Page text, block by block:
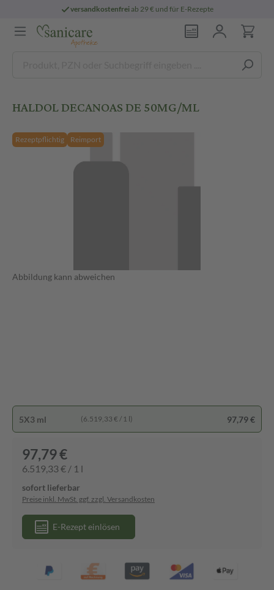
versandkostenfreiab 29 € und für E-Rezepte
HALDOL DECANOAS DE 50MG/ML
Rezeptpflichtig Reimport
Abbildung kann abweichen
5X3 ml (6.519,33 € / 1 l) 97,79 €
97,79 €
6.519,33 € / 1 l
sofort lieferbar
Preise inkl. MwSt. ggf. zzgl. Versandkosten
E-Rezept einlösen